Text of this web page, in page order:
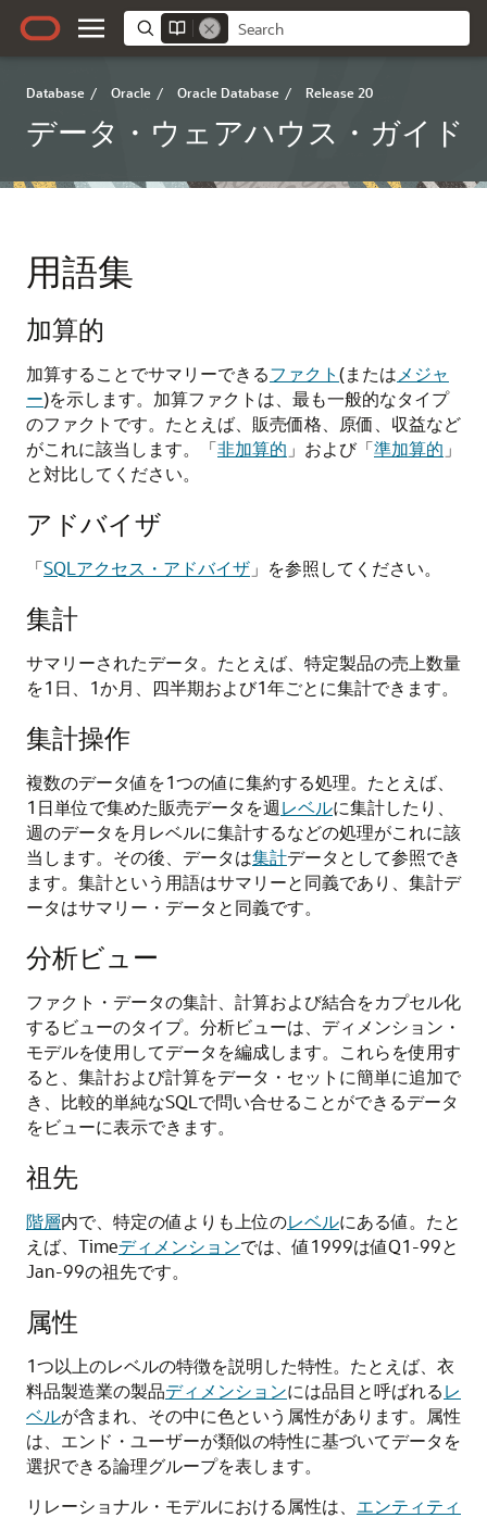
Database / Oracle / Oracle Database / Release 20
データ・ウェアハウス・ガイド
用語集
加算的
加算することでサマリーできるファクト(または メジャ
ー)を示します。加算ファクトは、最も一般的なタイプ
のファクトです。たとえば、販売価格、原価、収益など
がこれに該当します。「非加算的 」および「準加算的 」
と対比してください。
アドバイザ
「SQLアクセス・アドバイザ 」を参照してください。
集計
サマリーされたデータ。たとえば、特定製品の売上数量
を1日、1か月、四半期および1年ごとに集計できます。
集計操作
複数のデータ値を1つの値に集約する処理。たとえば、
1日単位で集めた販売データを週レベルに集計したり、
週のデータを月レベルに集計するなどの処理がこれに該
当します。その後、データは集計データとして参照でき
ます。集計という用語はサマリーと同義であり、集計デ
ータはサマリー・データと同義です。
分析ビュー
ファクト・データの集計、計算および結合をカプセル化
するビューのタイプ。分析ビューは、ディメンション・
モデルを使用してデータを編成します。これらを使用す
ると、集計および計算をデータ・セットに簡単に追加で
き、比較的単純なSQLで問い合せることができるデータ
をビューに表示できます。
祖先
階層内で、特定の値よりも上位のレベルにある値。たと
えば、Timeディメンションでは、値1999は値Q1-99と
Jan-99の祖先です。
属性
1つ以上のレベルの特徴を説明した特性。たとえば、衣
料品製造業の製品ディメンションには品目と呼ばれるレ
ベルが含まれ、その中に色という属性があります。属性
は、エンド・ユーザーが類似の特性に基づいてデータを
選択できる論理グループを表します。
リレーショナル・モデルにおける属性は、 エンティティ